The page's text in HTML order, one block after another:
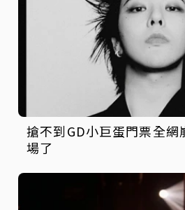
搶不到GD小巨蛋門票全網
場了